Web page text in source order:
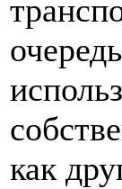
как